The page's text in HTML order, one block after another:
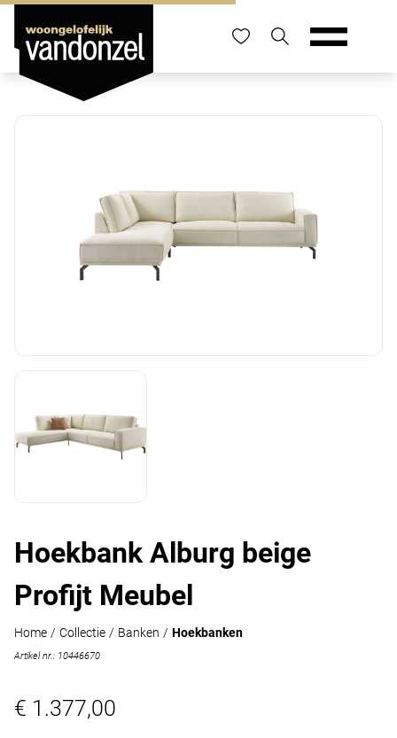
Hoekbank Alburg beige
Profijt Meubel
Home / Collectie / Banken / Hoekbanken
Artikel nr.: 10446670
€ 1.377,00